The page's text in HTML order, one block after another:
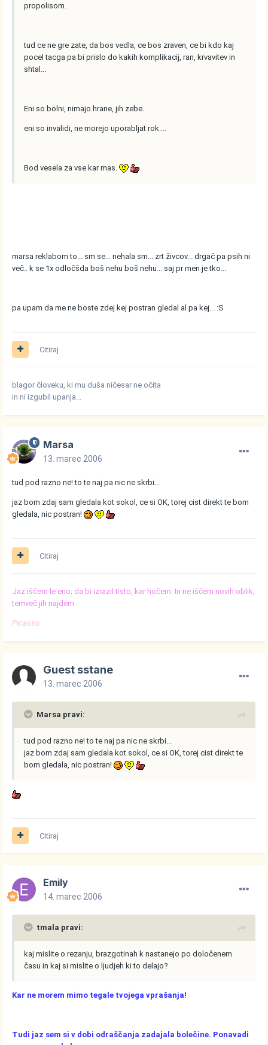
propolisom.
tud ce ne gre zate, da bos vedla, ce bos zraven, ce bi kdo kaj
pocel tacga pa bi prislo do kakih komplikacij, ran, krvavitev in
shtal...
Eni so bolni, nimajo hrane, jih zebe.
eni so invalidi, ne morejo uporabljat rok....
Bod vesela za vse kar mas.
marsa reklabom to... sm se... nehala sm... zrt živcov... drgač pa psih ni
več.. k se 1x odločšda boš nehu boš nehu... saj pr men je tko...
pa upam da me ne boste zdej kej postran gledal al pa kej... :S
Citiraj
blagor človeku, ki mu duša ničesar ne očita
in ni izgubil upanja...
Marsa
13. marec 2006
tud pod razno ne! to te naj pa nic ne skrbi...
jaz bom zdaj sam gledala kot sokol, ce si OK, torej cist direkt te bom
gledala, nic postran!
Citiraj
Jaz iščem le eno; da bi izrazil tisto, kar hočem. In ne iščem novih oblik,
temveč jih najdem.
Picasso
Guest sstane
13. marec 2006
Marsa pravi:
tud pod razno ne! to te naj pa nic ne skrbi...
jaz bom zdaj sam gledala kot sokol, ce si OK, torej cist direkt te
bom gledala, nic postran!
Citiraj
Emily
14. marec 2006
tmala pravi:
kaj mislite o rezanju, brazgotinah k nastanejo po določenem
času in kaj si mislite o ljudjeh ki to delajo?
Kar ne morem mimo tegale tvojega vprašanja!
Tudi jaz sem si v dobi odraščanja zadajala bolečine. Ponavadi